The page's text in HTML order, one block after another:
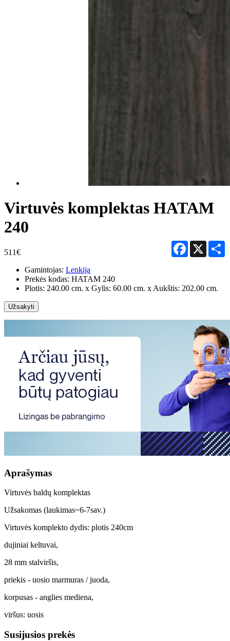
Virtuvės komplektas HATAM
240
511€
Facebook
X
Gamintojas: Lenkija
Prekės kodas: HATAM 240
Plotis: 240.00 cm. x Gylis: 60.00 cm. x Aukštis: 202.00 cm.
Užsakyti
Aprašymas
Virtuvės baldų komplektas
Užsakomas (laukimas~6-7sav.)
Virtuvės komplekto dydis: plotis 240cm
dujiniai keltuvai,
28 mm stalviršis,
priekis - uosio marmuras / juoda,
korpusas - anglies mediena,
viršus: uosis
Susijusios prekės